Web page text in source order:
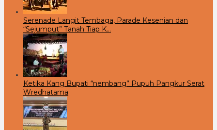
Serenade Langit Tembaga, Parade Kesenian dan
“Sejumput” Tanah Tiap K…
Ketika Kang Bupati “nembang” Pupuh Pangkur Serat
Wredhatama